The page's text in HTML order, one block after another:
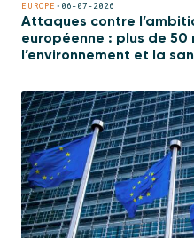
EUROPE • 06-07-2026
Attaques contre
européenne : plus de 50
l’environnement et la